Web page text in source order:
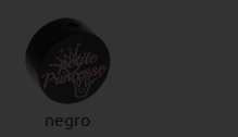
negro